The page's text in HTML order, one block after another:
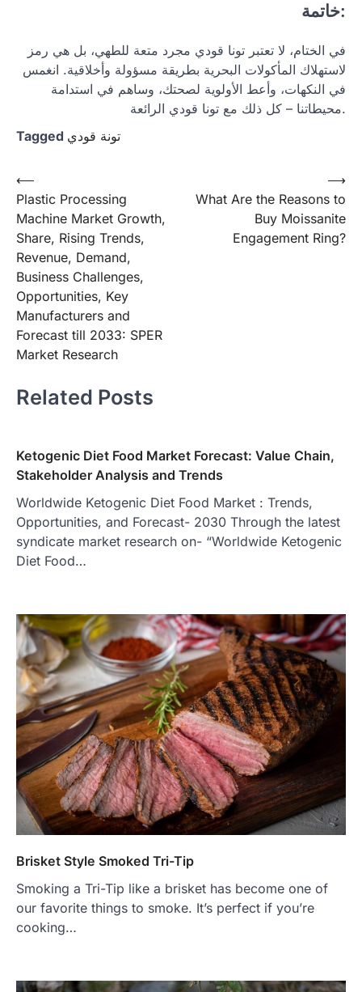
خاتمة:
في الختام، لا تعتبر تونا قودي مجرد متعة للطهي، بل هي رمز
لاستهلاك المأكولات البحرية بطريقة مسؤولة وأخلاقية. انغمس
في النكهات، وأعط الأولوية لصحتك، وساهم في استدامة
محيطاتنا – كل ذلك مع تونا قودي الرائعة.
Tagged تونة قودي
Post
navigation
⟵
Plastic Processing
Machine Market Growth,
Share, Rising Trends,
Revenue, Demand,
Business Challenges,
Opportunities, Key
Manufacturers and
Forecast till 2033: SPER
Market Research
What Are the Reasons to
Buy Moissanite
Engagement Ring?
⟶
Related Posts
Ketogenic Diet Food Market Forecast: Value Chain,
Stakeholder Analysis and Trends
Worldwide Ketogenic Diet Food Market : Trends,
Opportunities, and Forecast- 2030 Through the latest
syndicate market research on- “Worldwide Ketogenic
Diet Food…
Brisket Style Smoked Tri-Tip
Smoking a Tri-Tip like a brisket has become one of
our favorite things to smoke. It’s perfect if you’re
cooking…